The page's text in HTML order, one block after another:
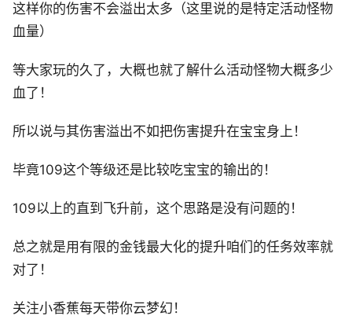
这样你的伤害不会溢出太多（这里说的是特定活动怪物
血量）
等大家玩的久了，大概也就了解什么活动怪物大概多少
血了！
所以说与其伤害溢出不如把伤害提升在宝宝身上！
毕竟109这个等级还是比较吃宝宝的输出的！
109以上的直到飞升前，这个思路是没有问题的！
总之就是用有限的金钱最大化的提升咱们的任务效率就
对了！
关注小香蕉每天带你云梦幻！